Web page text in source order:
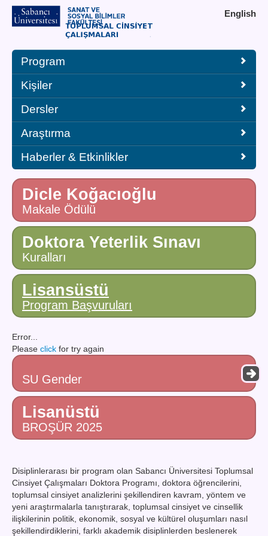
English
Program
Kişiler
Dersler
Araştırma
Haberler & Etkinlikler
Dicle Koğacıoğlu
Makale Ödülü
Doktora Yeterlik Sınavı
Kuralları
Lisansüstü
Program Başvuruları
Error...
Please click for try again
SU Gender
Lisanüstü
BROŞÜR 2025
Disiplinlerarası bir program olan Sabancı Üniversitesi Toplumsal
Cinsiyet Çalışmaları Doktora Programı, doktora öğrencilerini,
toplumsal cinsiyet analizlerini şekillendiren kavram, yöntem ve
yeni araştırmalarla tanıştırarak, toplumsal cinsiyet ve cinsellik
ilişkilerinin politik, ekonomik, sosyal ve kültürel oluşumları nasıl
şekillendirdiklerini, farklı akademik disiplinlerden beslenerek